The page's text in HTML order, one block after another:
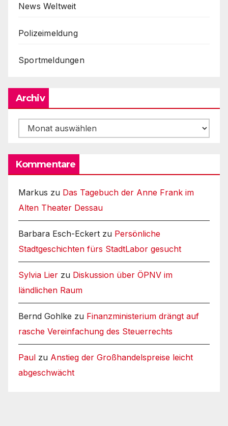
News Weltweit
Polizeimeldung
Sportmeldungen
Archiv
Archiv
Kommentare
Markus zu Das Tagebuch der Anne Frank im
Alten Theater Dessau
Barbara Esch-Eckert zu Persönliche
Stadtgeschichten fürs StadtLabor gesucht
Sylvia Lier zu Diskussion über ÖPNV im
ländlichen Raum
Bernd Gohlke zu Finanzministerium drängt auf
rasche Vereinfachung des Steuerrechts
Paul zu Anstieg der Großhandelspreise leicht
abgeschwächt